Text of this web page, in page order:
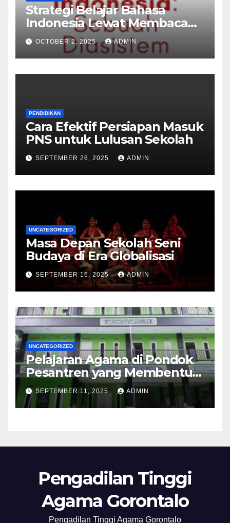
Strategi Belajar Bahasa
Indonesia Lewat Membaca
Buku
OCTOBER 2, 2025 ADMIN
PENDIDIKAN
Cara Efektif Persiapan Masuk
PNS untuk Lulusan Sekolah
SEPTEMBER 26, 2025 ADMIN
UNCATEGORIZED
Masa Depan Sekolah Seni
Budaya di Era Globalisasi
SEPTEMBER 16, 2025 ADMIN
UNCATEGORIZED
Pelajaran Agama di Pondok
Pesantren yang Membentuk
Karakter Santri
SEPTEMBER 11, 2025 ADMIN
Pengadilan Tinggi
Agama Gorontalo
Pengadilan Tinggi Agama Gorontalo